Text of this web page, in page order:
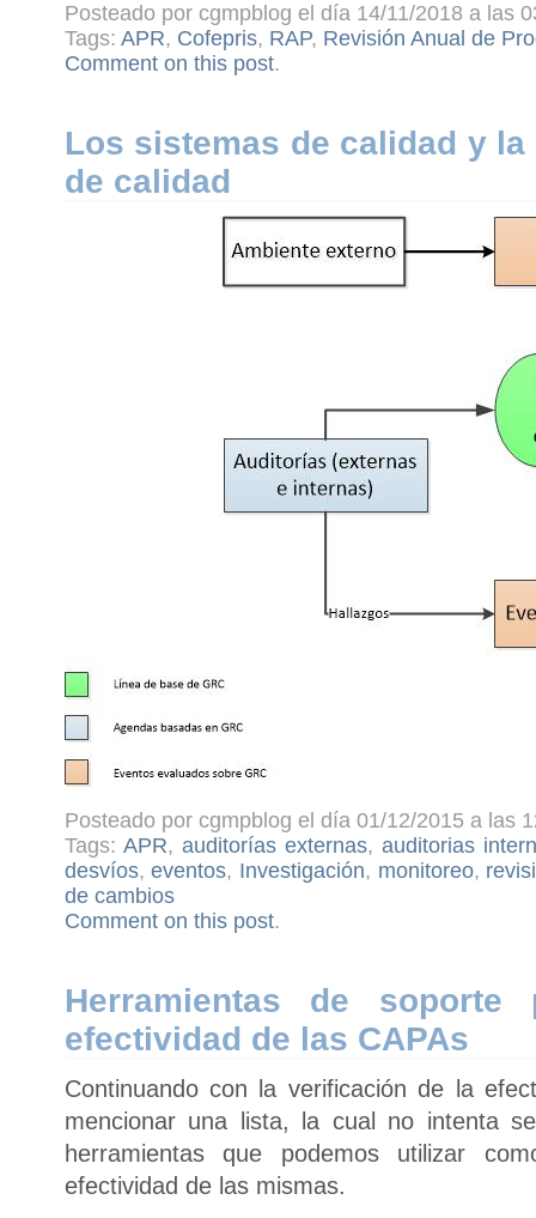
Posteado por cgmpblog el día 14/11/2018 a las
Tags: APR, Cofepris, RAP, Revisión Anual de
Comment on this post.
Los sistemas de calidad y
de calidad
Posteado por cgmpblog el día 01/12/2015 a las
Tags: APR, auditorías externas, auditorias
desvíos,eventos, Investigación, monitoreo,
de cambios
Comment on this post.
Herramientas de
efectividad de las CAPAs
Continuando con la verificación de la
mencionar una lista, la cual no intenta
herramientas que podemos utilizar
efectividad de las mismas.